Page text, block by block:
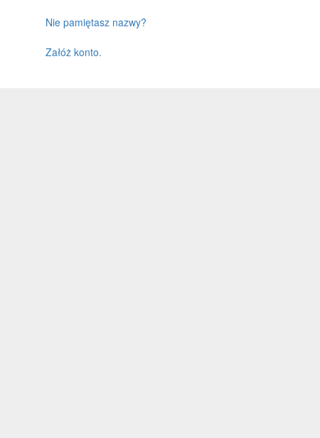
Nie pamiętasz nazwy?
Załóż konto.